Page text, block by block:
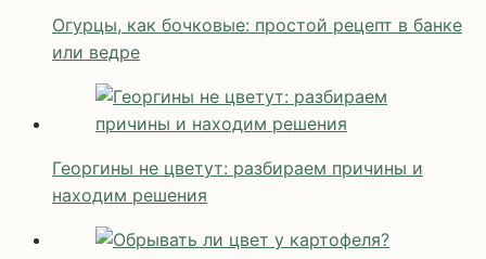
Огурцы, как бочковые: простой рецепт в банке
или ведре
Георгины не цветут: разбираем причины и
находим решения